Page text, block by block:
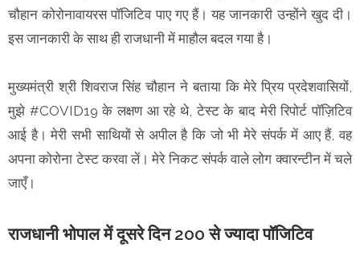
चौहान कोरोनावायरस पॉजिटिव पाए गए हैं। यह जानकारी उन्होंने खुद दी।
इस जानकारी के साथ ही राजधानी में माहौल बदल गया है।
मुख्यमंत्री श्री शिवराज सिंह चौहान ने बताया कि मेरे प्रिय प्रदेशवासियों,
मुझे #COVID19 के लक्षण आ रहे थे, टेस्ट के बाद मेरी रिपोर्ट पॉज़िटिव
आई है। मेरी सभी साथियों से अपील है कि जो भी मेरे संपर्क में आए हैं, वह
अपना कोरोना टेस्ट करवा लें। मेरे निकट संपर्क वाले लोग क्वारन्टीन में चले
जाएँ।
राजधानी भोपाल में दूसरे दिन 200 से ज्यादा पॉजिटिव